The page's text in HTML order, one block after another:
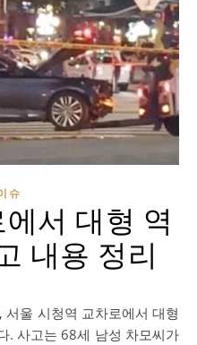
슈
서 대형 역
내용 정리
. 사고는 68세 남성 차모씨가